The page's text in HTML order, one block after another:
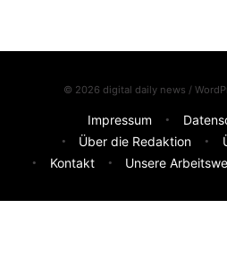
© 2026 digital daily news /
Impressum
Über die Redaktion
Kontakt
Unsere